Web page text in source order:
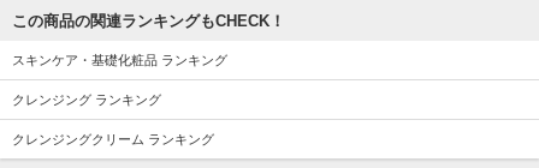
この商品の関連ランキングもCHECK！
スキンケア・基礎化粧品 ランキング
クレンジング ランキング
クレンジングクリーム ランキング